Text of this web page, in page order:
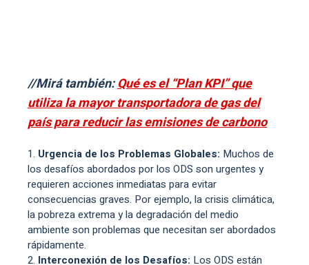
//Mirá también:Qué es el “Plan KPI” que
utiliza la mayor transportadora de gas del
país para reducir las emisiones de carbono
Urgencia de los Problemas Globales: Muchos de
los desafíos abordados por los ODS son urgentes y
requieren acciones inmediatas para evitar
consecuencias graves. Por ejemplo, la crisis climática,
la pobreza extrema y la degradación del medio
ambiente son problemas que necesitan ser abordados
rápidamente.
Interconexión de los Desafíos: Los ODS están